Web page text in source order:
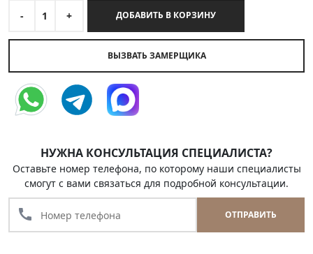
- 1 + ДОБАВИТЬ В КОРЗИНУ
ВЫЗВАТЬ ЗАМЕРЩИКА
НУЖНА КОНСУЛЬТАЦИЯ СПЕЦИАЛИСТА?
Оставьте номер телефона, по которому наши специалисты
смогут с вами связаться для подробной консультации.
call ОТПРАВИТЬ